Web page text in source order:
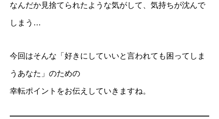
なんだか見捨てられたような気がして、気持ちが沈んで
しまう…
今回はそんな「好きにしていいと言われても困ってしま
うあなた」のための
幸転ポイントをお伝えしていきますね。